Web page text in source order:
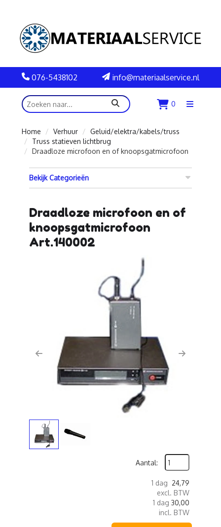
076-5438102 info@materiaalservice.nl
zoeken 0
Menu
Home
Verhuur
Geluid/elektra/kabels/truss
Truss statieven lichtbrug
Draadloze microfoon en of knoopsgatmicrofoon
Bekijk Categorieën
Draadloze microfoon en of
knoopsgatmicrofoon
Art.140002
Previous Next
Aantal:
1 dag 24,79
excl. BTW
1 dag 30,00
incl. BTW